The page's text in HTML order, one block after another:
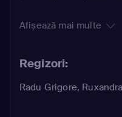
Afișează mai multe
Regizori:
Radu Grigore,